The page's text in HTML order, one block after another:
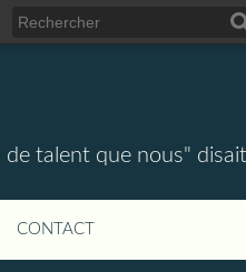
talent que nous"
CONTACT